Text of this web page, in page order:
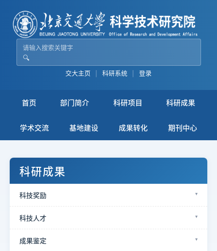
🔍
交大主页 | 科研系统 | 登录
首页 部门简介 科研项目 科研成果
学术交流 基地建设 成果转化 期刊中心
科研成果
科技奖励
科技人才
成果鉴定